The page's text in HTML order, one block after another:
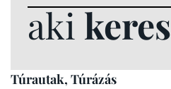
aki keres
Túrautak, Túrázás